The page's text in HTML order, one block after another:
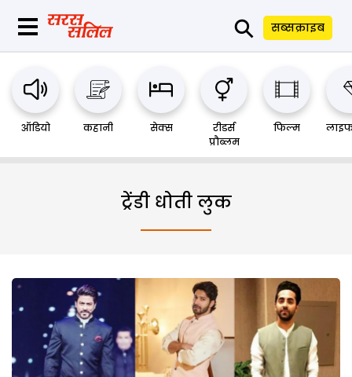
⚲ सब्सक्राइब
ऑडियो कहानी सेक्स
रीडर्स
प्रौब्लम
फिल्म
ट्रेंडी धोती लुक